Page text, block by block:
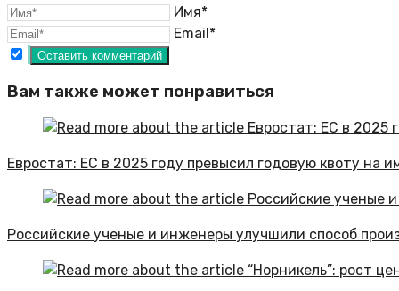
Имя*
Email*
Вам также может понравиться
Евростат: ЕС в 2025 году превысил годовую квоту на
Российские ученые и инженеры улучшили способ